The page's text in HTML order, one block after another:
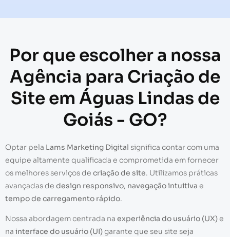
Por que escolher a nossa
Agência para Criação de
Site em Águas Lindas de
Goiás - GO?
Optar pela Lams Marketing Digital significa contar com uma
equipe altamente qualificada e comprometida em fornecer
os melhores serviços de criação de site. Utilizamos práticas
avançadas de design responsivo, navegação intuitiva e
tempo de carregamento rápido.
Nossa abordagem centrada na experiência do usuário (UX)e
na interface do usuário (UI)garante que seu site seja